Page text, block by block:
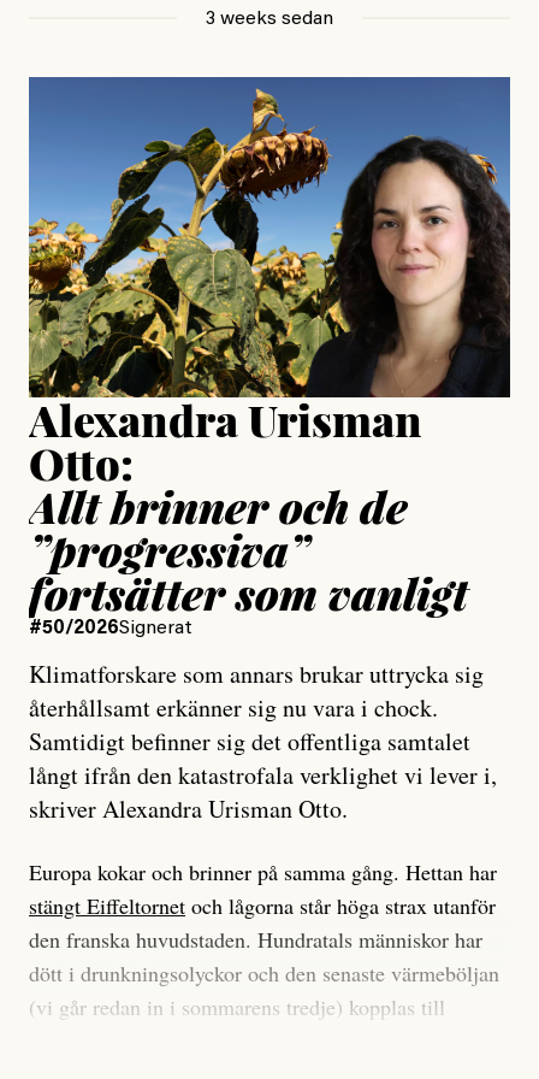
Jonas Lundström
Publicerad24 July, 2026
#23/2026
Jesper Lundby: ”Livet i sig
är ganska politiskt”
Jesper Lundby
Publicerad15 July, 2026
Uppdaterad15 July, 2026
3 weeks sedan
Alexandra Urisman
Otto:
Allt brinner och de
”progressiva”
fortsätter som vanligt
#50/2026Signerat
Klimatforskare som annars brukar uttrycka sig
återhållsamt erkänner sig nu vara i chock.
Samtidigt befinner sig det offentliga samtalet
långt ifrån den katastrofala verklighet vi lever i,
skriver Alexandra Urisman Otto.
Europa kokar och brinner på samma gång. Hettan har
stängt Eiffeltornet och lågorna står höga strax utanför
den franska huvudstaden. Hundratals människor har
dött i drunkningsolyckor och den senaste värmeböljan
(vi går redan in i sommarens tredje) kopplas till